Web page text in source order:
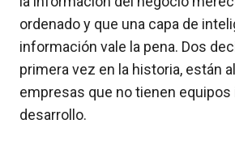
ordenado y que una capa de
información vale la pena. Dos
primera vez en la historia, están
empresas que no tienen
desarrollo.